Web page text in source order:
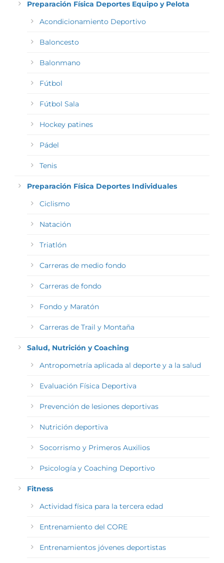
Preparación Física Deportes Equipo y Pelota
Acondicionamiento Deportivo
Baloncesto
Balonmano
Fútbol
Fútbol Sala
Hockey patines
Pádel
Tenis
Preparación Física Deportes Individuales
Ciclismo
Natación
Triatlón
Carreras de medio fondo
Carreras de fondo
Fondo y Maratón
Carreras de Trail y Montaña
Salud, Nutrición y Coaching
Antropometría aplicada al deporte y a la salud
Evaluación Física Deportiva
Prevención de lesiones deportivas
Nutrición deportiva
Socorrismo y Primeros Auxilios
Psicología y Coaching Deportivo
Fitness
Actividad física para la tercera edad
Entrenamiento del CORE
Entrenamientos jóvenes deportistas